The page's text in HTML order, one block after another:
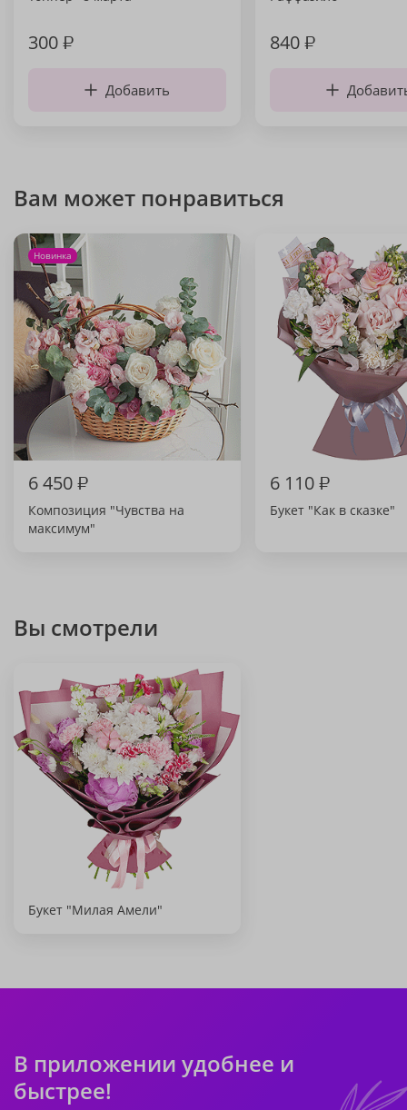
300₽
Добавить
840₽
Вам может понравиться
Новинка
6 450₽
Композиция "Чувства на
максимум"
6 110₽
Букет "Как в сказке"
Вы смотрели
Букет "Милая Амели"
В приложении удобнее и
быстрее!